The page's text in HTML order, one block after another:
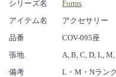
シリーズ名
Forms
アイテム名
アクセサリー
品番
COV-095座
張地
A, B, C, D, L,
備考
L・M・Nラン